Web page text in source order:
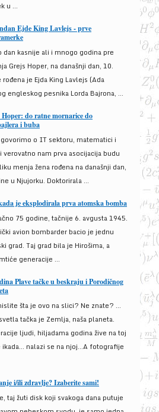
u ...
Ejde King Lavlejs - prve
dan kasnije ali i mnogo godina pre
Grejs Hoper, na današnji dan, 10.
je Ejda King Lavlejs (Ada
engleskog pesnika Lorda Bajrona, ...
Hoper: do ratne mornarice do
i buba
govorimo o IT sektoru, matematici i
verovatno nam prva asocijacija budu
menja žena rođena na današnji dan,
u Njujorku. Doktorirala ...
je eksplodirala prva atomska bomba
75 godine, tačnije 6. avgusta 1945.
avion bombarder bacio je jednu
grad. Taj grad bila je Hirošima, a
generacije ...
Plave tačke u beskraju i Porodičnog
šta je ovo na slici? Ne znate? …
tačka je Zemlja, naša planeta.
ljudi, hiljadama godina žive na toj
ikada… nalazi se na njoj…A fotografije
i/ili zdravlje? Izaberite sami!
taj žuti disk koji svakoga dana putuje